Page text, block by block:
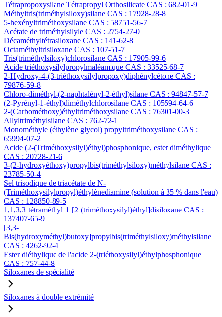
Tétrapropoxysilane Tétrapropyl Orthosilicate CAS : 682-01-9
Méthyltris(triméthylsiloxy)silane CAS : 17928-28-8
5-hexényltriméthoxysilane CAS : 58751-56-7
Acétate de triméthylsilyle CAS : 2754-27-0
Décaméthyltétrasiloxane CAS : 141-62-8
Octaméthyltrisiloxane CAS : 107-51-7
Tris(triméthylsiloxy)chlorosilane CAS : 17905-99-6
Acide triéthoxysilylpropylmaléamique CAS : 33525-68-7
2-Hydroxy-4-(3-triéthoxysilylpropoxy)diphénylcétone CAS :
79876-59-8
Chloro-diméthyl-(2-naphtalényl-2-éthyl)silane CAS : 94847-57-7
(2-Pyrényl-1-éthyl)diméthylchlorosilane CAS : 105594-64-6
2-(Carbométhoxy)éthyltriméthoxysilane CAS : 76301-00-3
Allyltriméthylsilane CAS : 762-72-1
Monométhyle (éthylène glycol) propyltriméthoxysilane CAS :
65994-07-2
Acide (2-(Triméthoxysilyl)éthyl)phosphonique, ester diméthylique
CAS : 20728-21-6
3-(2-hydroxyéthoxy)propylbis(triméthylsiloxy)méthylsilane CAS :
23785-50-4
Sel trisodique de triacétate de N-
(Triméthoxysilylpropyl)éthylènediamine (solution à 35 % dans l'eau)
CAS : 128850-89-5
1,1,3,3-tétraméthyl-1-[2-(triméthoxysilyl)éthyl]disiloxane CAS :
137407-65-9
[3,3-
Bis(hydroxyméthyl)butoxy]propylbis(triméthylsiloxy)méthylsilane
CAS : 4262-92-4
Ester diéthylique de l'acide 2-(triéthoxysilyl)éthylphosphonique
CAS : 757-44-8
Siloxanes de spécialité
Siloxanes à double extrémité